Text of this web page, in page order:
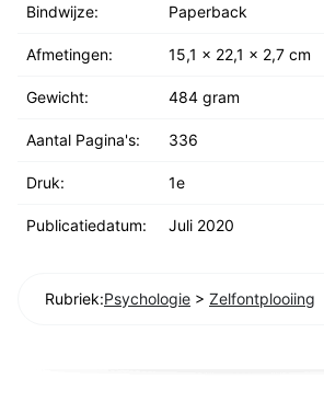
Bindwijze: Paperback
Afmetingen: 15,1 x 22,1 x 2,7 cm
Gewicht: 484 gram
Aantal Pagina's: 336
Druk: 1e
Publicatiedatum: Juli 2020
Rubriek:Psychologie > Zelfontplooiing